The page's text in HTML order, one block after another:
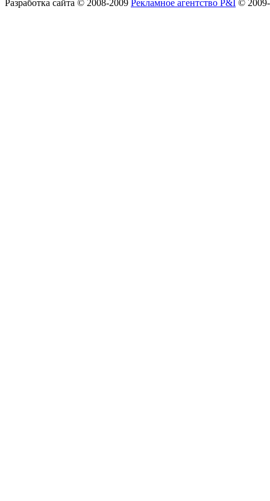
Разработка сайта © 2008-2009 Рекламное агентство P&I ©